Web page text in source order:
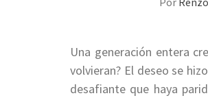
Una generación entera
volvieran? El deseo se
desafiante que haya